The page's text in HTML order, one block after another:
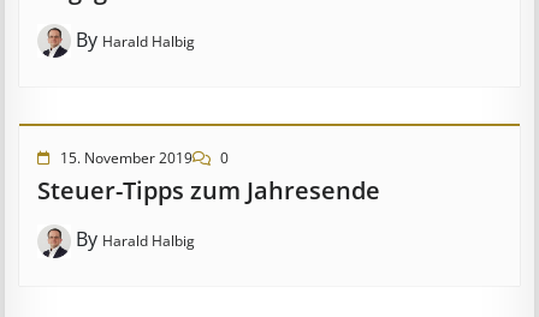
By Harald Halbig
15. November 2019 0
Steuer-Tipps zum Jahresende
By Harald Halbig